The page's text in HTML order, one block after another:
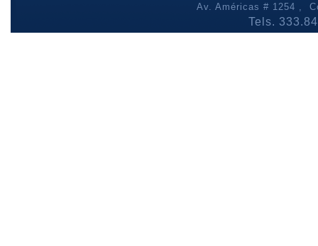
Av. Américas # 1254 ,
Tels.